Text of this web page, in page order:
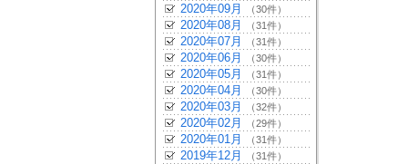
2020年09月 （30件）
2020年08月 （31件）
2020年07月 （31件）
2020年06月 （30件）
2020年05月 （31件）
2020年04月 （30件）
2020年03月 （32件）
2020年02月 （29件）
2020年01月 （31件）
2019年12月 （31件）